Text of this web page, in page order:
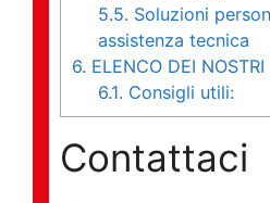
5.5. Soluzioni
assistenza tecnica
6. ELENCO DEI NOSTRI
6.1. Consigli utili:
Contattaci